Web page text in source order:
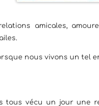
amicales,
nous vivons un tel
tous vécu un jour une